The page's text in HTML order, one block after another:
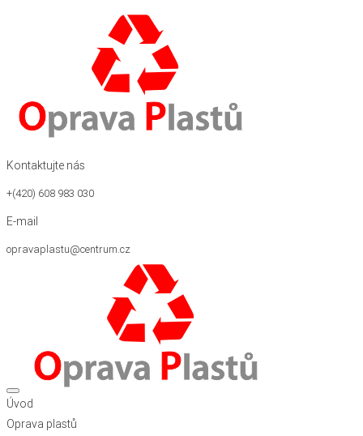
Kontaktujte nás
+(420) 608 983 030
E-mail
opravaplastu@centrum.cz
Úvod
Oprava plastů